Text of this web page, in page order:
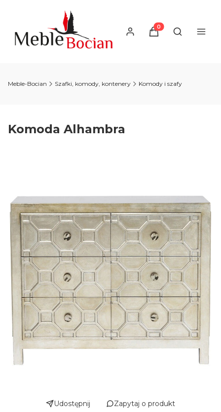
Produkty w
Otwórz
Meble-Bocian Szafki, komody, kontenery Komody i szafy
Komoda Alhambra
Udostępnij Zapytaj o produkt